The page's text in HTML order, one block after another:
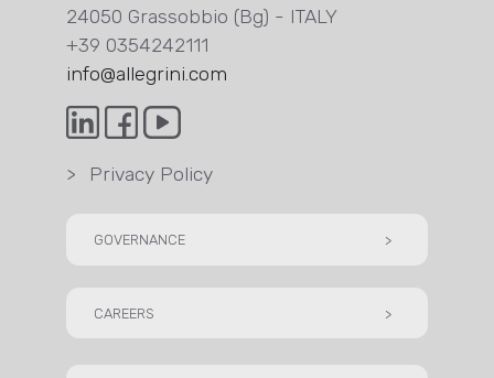
24050 Grassobbio (Bg) - ITALY
+39 0354242111
info@allegrini.com
> Privacy Policy
GOVERNANCE >
CAREERS >